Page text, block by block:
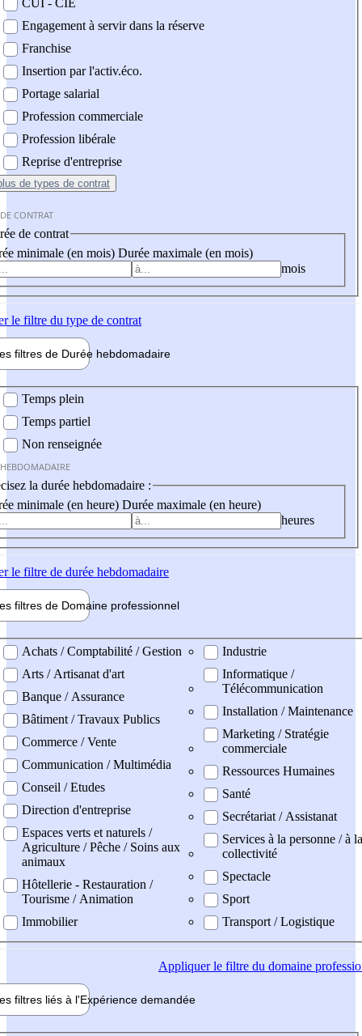
CUI - CIE
Engagement à servir dans la réserve
Franchise
Insertion par l'activ.éco.
Portage salarial
Profession commerciale
Profession libérale
Reprise d'entreprise
de types de contrat
CONTRAT
de contrat
minimale (en mois) Durée maximale (en mois)
mois
le filtre du type de contrat
filtres de Durée hebdomadaire
Temps plein
Temps partiel
Non renseignée
la durée hebdomadaire :
minimale (en heure) Durée maximale (en heure)
heures
le filtre de durée hebdomadaire
filtres de Domaine professionnel
professionel
Achats / Comptabilité / Gestion
Arts / Artisanat d'art
Banque / Assurance
Bâtiment / Travaux Publics
Commerce / Vente
Communication / Multimédia
Conseil / Etudes
Direction d'entreprise
Espaces verts et naturels /
Agriculture / Pêche / Soins aux
animaux
Hôtellerie - Restauration /
Tourisme / Animation
Immobilier
Industrie
Informatique /
Télécommunication
Installation / Maintenance
Marketing / Stratégie
commerciale
Ressources Humaines
Santé
Secrétariat / Assistanat
Services à la personne / à la
collectivité
Spectacle
Sport
Transport / Logistique
Appliquerle filtre du domaine
filtres liés à l'Expérience demandée